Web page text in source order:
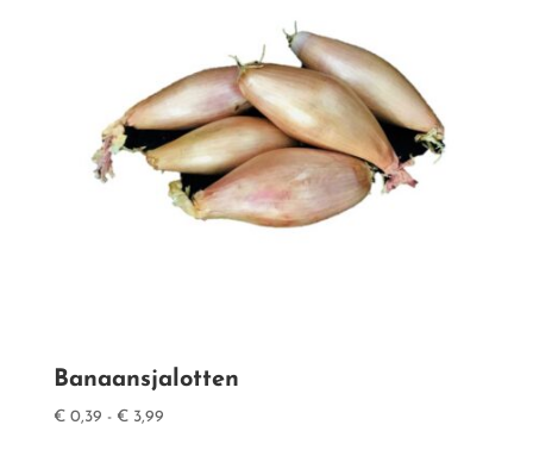
Banaansjalotten
€0,39 - €3,99Prijsklasse: